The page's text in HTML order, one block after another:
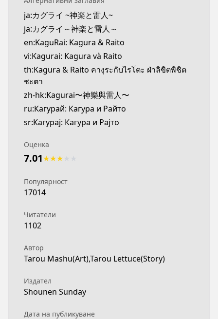
Official Raw
https://www.sunday-webry.com/episode/
Kitsu
Kitsu
https://kitsu.app/manga/75633
MangaUpdates
MangaUpdates
Book☆Walker
Book☆Walker
https://bookwalker.jp/series/545719/list
ja:カグライ ~神楽と雷人~
ja:カグライ～神楽と雷人～
en:KaguRai: Kagura & Raito
vi:Kagurai: Kagura và Raito
th:Kagura & Raito คางุระกับไรโตะ ฝ่าลิขิตพิชิต
ชะตา
zh-hk:Kagurai〜神樂與雷人〜
ru:Кагурай: Кагура и Райто
sr:Кагурај: Кагура и Рајто
Оценка
7.01★★★
Популярност
17014
Читатели
1102
Автор
Tarou Mashu(Art),Tarou Lettuce(Story)
Издател
Shounen Sunday
Дата на публикуване